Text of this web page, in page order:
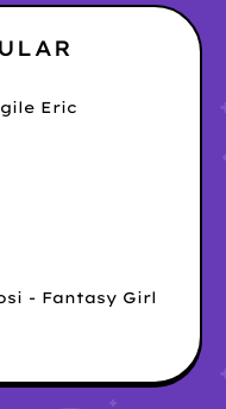
Eric
- Fantasy Girl